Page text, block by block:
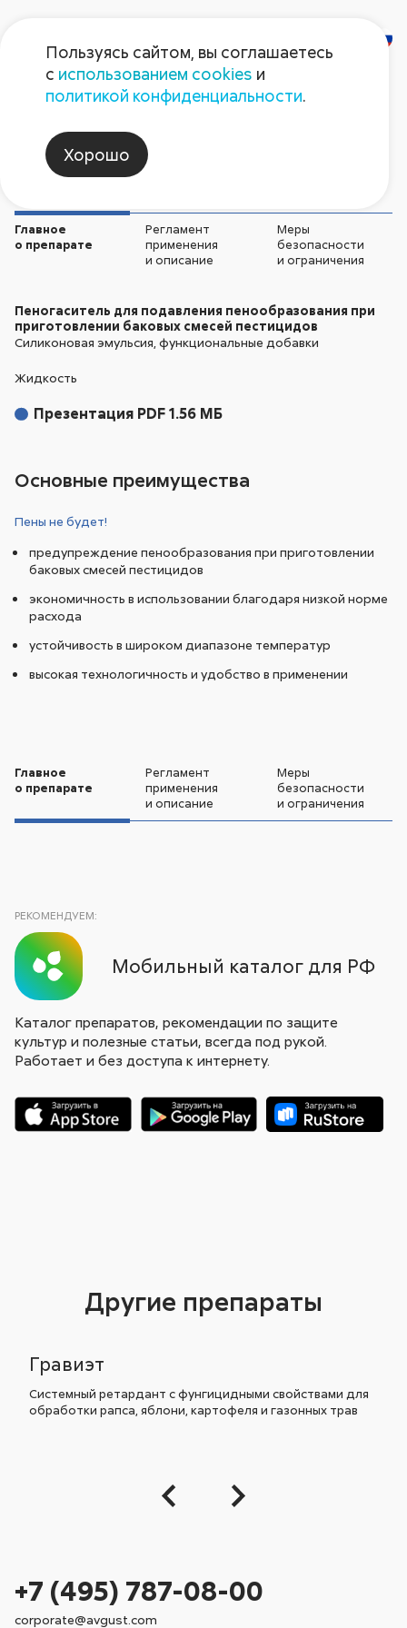
Пегасит
Адъюванты и прочее
Главное
о препарате
Регламент
применения
и описание
Меры
безопасности
и ограничения
Пеногаситель для подавления пенообразования при
приготовлении баковых смесей пестицидов
Силиконовая эмульсия, функциональные добавки
Жидкость
Презентация PDF 1.56 МБ
Основные преимущества
Пены не будет!
предупреждение пенообразования при приготовлении
баковых смесей пестицидов
экономичность в использовании благодаря низкой норме
расхода
устойчивость в широком диапазоне температур
высокая технологичность и удобство в применении
Главное
о препарате
Регламент
применения
и описание
Меры
безопасности
и ограничения
РЕКОМЕНДУЕМ:
Мобильный каталог для РФ
Каталог препаратов, рекомендации по защите
культур и полезные статьи, всегда под рукой.
Работает и без доступа к интернету.
Другие препараты
Гравиэт
Системный ретардант с фунгицидными свойствами для
обработки рапса, яблони, картофеля и газонных трав
+7 (495) 787-08-00
corporate@avgust.com
Пользуясь сайтом, вы соглашаетесь
с использованием cookies и
политикой конфиденциальности.
Хорошо